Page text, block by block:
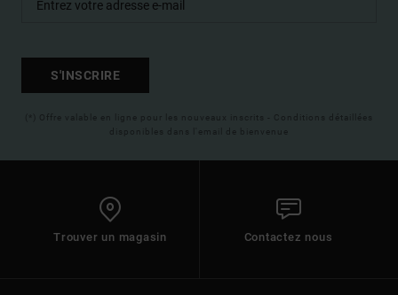
S'INSCRIRE
(*) Offre valable en ligne pour les nouveaux inscrits - Conditions détaillées
disponibles dans l'email de bienvenue
Trouver un magasin Contactez nous